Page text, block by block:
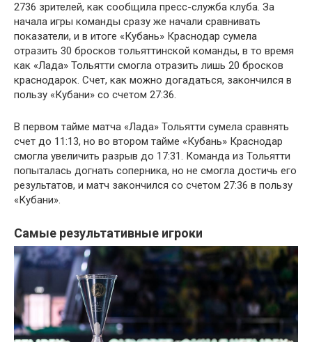
2736 зрителей, как сообщила пресс-служба клуба. За
начала игры команды сразу же начали сравнивать
показатели, и в итоге «Кубань» Краснодар сумела
отразить 30 бросков тольяттинской команды, в то время
как «Лада» Тольятти смогла отразить лишь 20 бросков
краснодарок. Счет, как можно догадаться, закончился в
пользу «Кубани» со счетом 27:36.
В первом тайме матча «Лада» Тольятти сумела сравнять
счет до 11:13, но во втором тайме «Кубань» Краснодар
смогла увеличить разрыв до 17:31. Команда из Тольятти
попыталась догнать соперника, но не смогла достичь его
результатов, и матч закончился со счетом 27:36 в пользу
«Кубани».
Самые результативные игроки